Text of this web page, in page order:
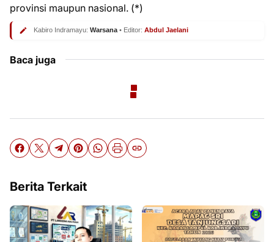
provinsi maupun nasional. (*)
Kabiro Indramayu: Warsana• Editor: Abdul Jaelani
Baca juga
Berita Terkait